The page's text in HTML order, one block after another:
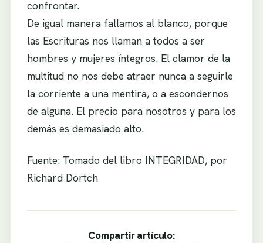
confrontar.
De igual manera fallamos al blanco, porque
las Escrituras nos llaman a todos a ser
hombres y mujeres íntegros. El clamor de la
multitud no nos debe atraer nunca a seguirle
la corriente a una mentira, o a escondernos
de alguna. El precio para nosotros y para los
demás es demasiado alto.
Fuente: Tomado del libro INTEGRIDAD, por
Richard Dortch
Compartir artículo: